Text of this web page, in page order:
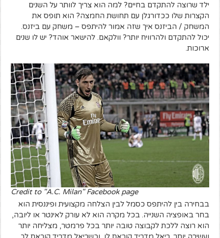
ילד שרוצה להתקדם בחיים? למה הוא צריך לוותר על השנים
הקצרות שלו ככדורגלן עם תחושת החמצה? הוא תופס את
המשחק / הביזנס איך שזה אמור להיתפס – משחק עם ביזנס.
יכול להתקדם ולהרוויח יותר? וולקאם. להישאר אוהד? יש לו שנים
ארוכות.
Credit to "A.C. Milan" Facebook page
בבחירה בין להיתפס כסמל לבין הצלחה מקצועית ופיננסית הוא
בחר באופציה השנייה. בכל מקרה הוא לא עורק לאינטר או ליובה,
הוא רוצה ללכת לקבוצה טובה יותר בכל פרמטר, מצליחה יותר